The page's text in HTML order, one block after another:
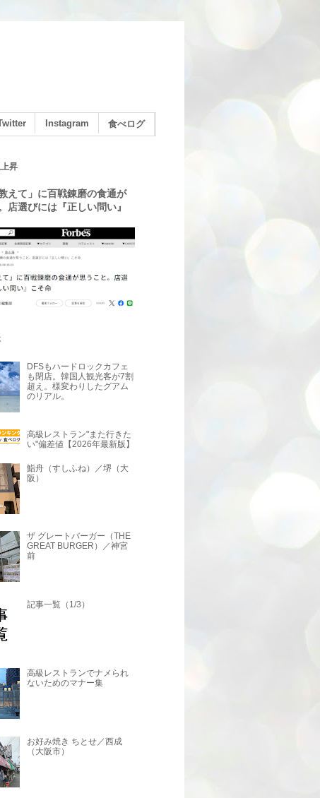
Instagram 食べログ
昇
えて」に百戦錬磨の食通が
店選びには『正しい問い』
DFSもハードロックカフェ
も閉店。韓国人観光客が7割
超え。様変わりしたグアム
のリアル。
高級レストラン"また行きた
い"偏差値【2026年最新版】
鮨舟（すしふね）／堺（大
阪）
ザ グレートバーガー（THE
GREAT BURGER）／神宮
前
記事一覧（1/3）
高級レストランでナメられ
ないためのマナー集
お好み焼き ちとせ／西成
（大阪市）